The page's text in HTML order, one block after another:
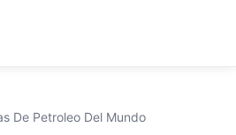
De Petroleo Del Mundo